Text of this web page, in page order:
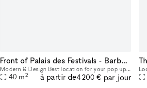
Front of Palais des Festivals - Barbershop
Modern & Design Best location for your pop up 40 SQ M2
40 m2 à partir de4 200 € par jour